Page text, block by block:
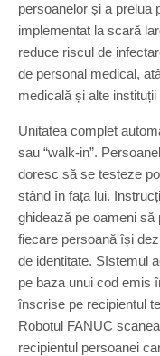
persoanelor și a prelua
implementat la scară
reduce riscul de
de personal medical,
medicală și alte
Unitatea complet
sau “walk-in”.
doresc să se testeze
stând în fața lui.
ghidează pe oameni
fiecare persoană își
de identitate. SIstemul
pe baza unui cod emis
înscrise pe recipientul
Robotul FANUC
recipientul persoanei